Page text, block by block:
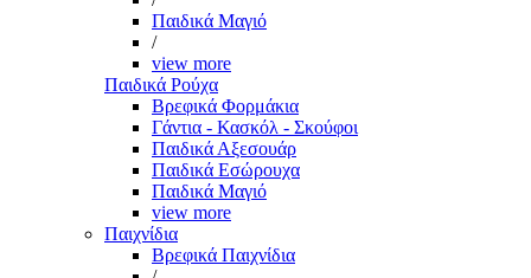
Παιδικά Μαγιό
/
view more
Παιδικά Ρούχα
Βρεφικά Φορμάκια
Γάντια - Κασκόλ - Σκούφοι
Παιδικά Αξεσουάρ
Παιδικά Εσώρουχα
Παιδικά Μαγιό
view more
Παιχνίδια
Βρεφικά Παιχνίδια